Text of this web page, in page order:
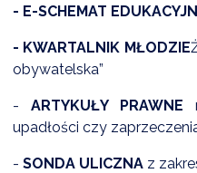
CZYSTE POWIETRZE
- E-SCHEMAT
- KWARTALNIK MŁODZIE
obywatelska”
- ARTYKUŁY PRAWNE
upadłości czy
- SONDA ULICZNA z